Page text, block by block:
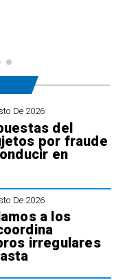
De 2026
del
por fraude
en
De 2026
a los
irregulares